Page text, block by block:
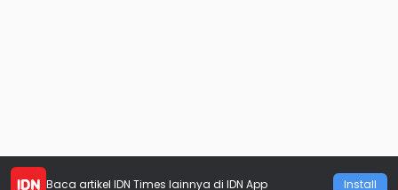
Baca artikel IDN Times lainnya di IDN App Install